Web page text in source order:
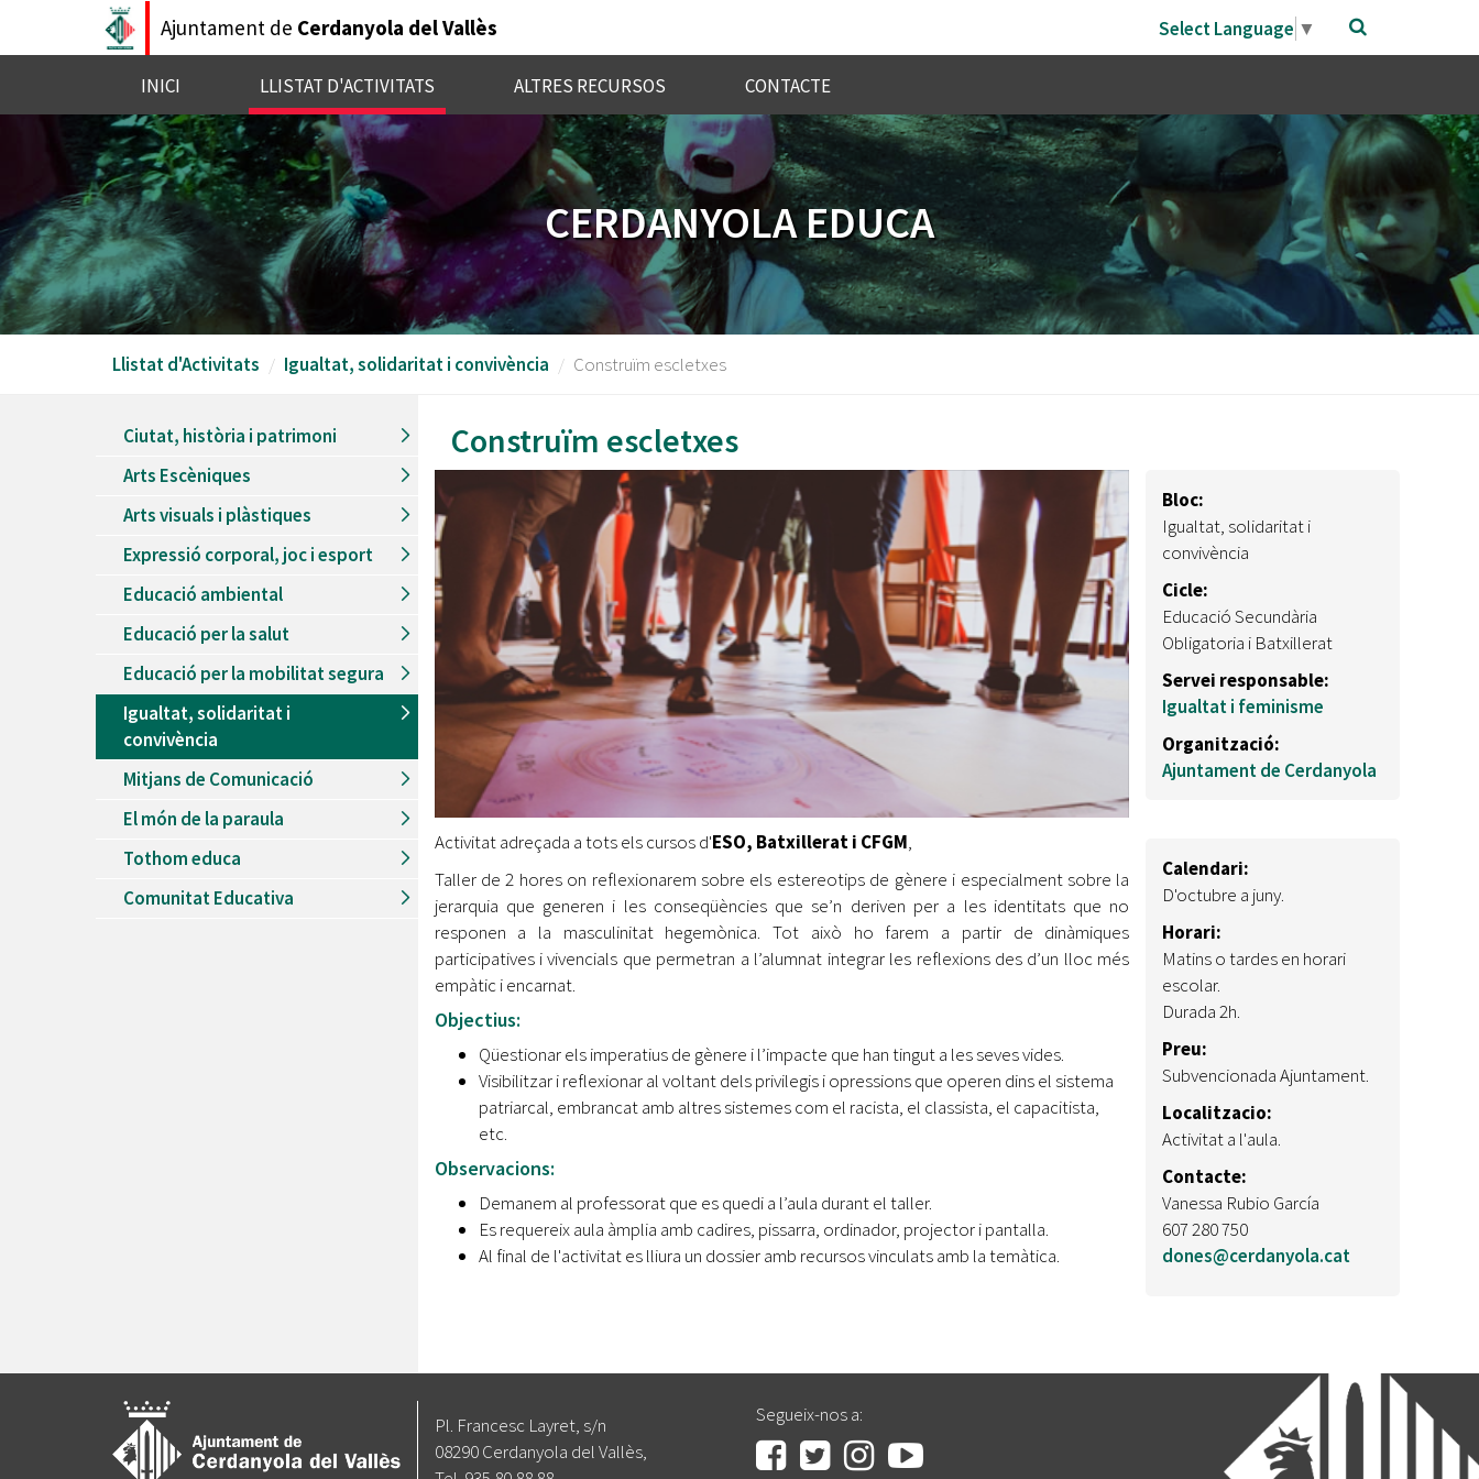
Ajuntament de Cerdanyola del Vallès Select Language ▼
INICI LLISTAT D'ACTIVITATS ALTRES RECURSOS CONTACTE
CERDANYOLA EDUCA
Llistat d'Activitats Igualtat, solidaritat i convivència Construïm escletxes
Ciutat, història i patrimoni
Arts Escèniques
Arts visuals i plàstiques
Expressió corporal, joc i esport
Educació ambiental
Educació per la salut
Educació per la mobilitat segura
Igualtat, solidaritat i
convivència
Mitjans de Comunicació
El món de la paraula
Tothom educa
Comunitat Educativa
Construïm escletxes
Activitat adreçada a tots els cursos d'ESO, Batxillerat i CFGM,​
Taller de 2 hores on reflexionarem sobre els estereotips de gènere i especialment sobre la
jerarquia que generen i les conseqüències que se’n deriven per a les identitats que no
responen a la masculinitat hegemònica. Tot això ho farem a partir de dinàmiques
participatives i vivencials que permetran a l’alumnat integrar les reflexions des d’un lloc més
empàtic i encarnat.
Objectius:
Qüestionar els imperatius de gènere i l’impacte que han tingut a les seves vides.
Visibilitzar i reflexionar al voltant dels privilegis i opressions que operen dins el sistema
patriarcal, embrancat amb altres sistemes com el racista, el classista, el capacitista,
etc.
Observacions:
Demanem al professorat que es quedi a l’aula durant el taller.
Es requereix aula àmplia amb cadires, pissarra, ordinador, projector i pantalla.
Al final de l'activitat es lliura un dossier amb recursos vinculats amb la temàtica.
Bloc:
Igualtat, solidaritat i
convivència
Cicle:
Educació Secundària
Obligatoria i Batxillerat
Servei responsable:
Igualtat i feminisme
Organització:
Ajuntament de Cerdanyola
Calendari:
D'octubre a juny.
Horari:
Matins o tardes en horari
escolar.
Durada 2h.
Preu:
Subvencionada Ajuntament.
Localitzacio:
Activitat a l'aula.
Contacte:
Vanessa Rubio García
607 280 750
dones@cerdanyola.cat
Pl. Francesc Layret, s/n
08290 Cerdanyola del Vallès,
Segueix-nos a: